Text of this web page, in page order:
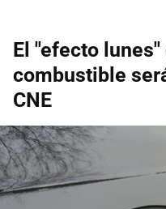
El "efecto
combustible
CNE